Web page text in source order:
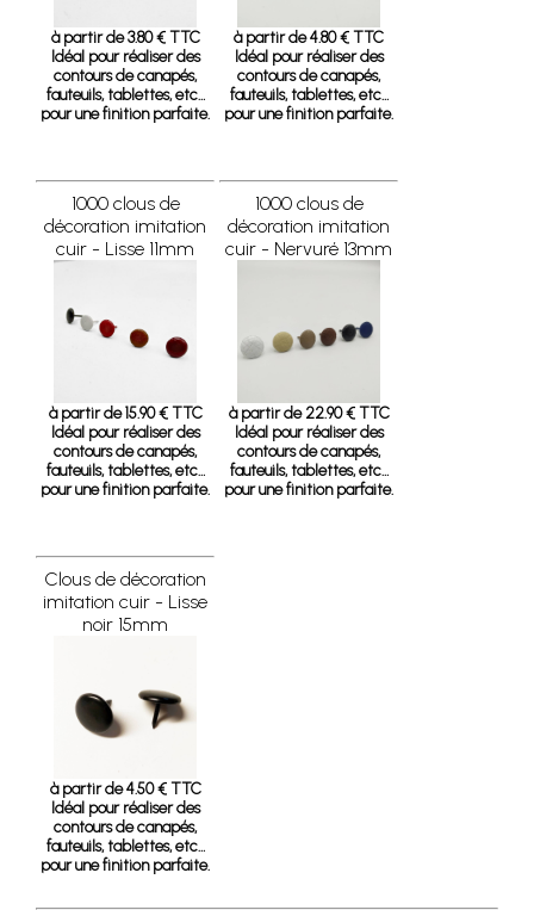
à partir de 3.80 € TTC
Idéal pour réaliser des
contours de canapés,
fauteuils, tablettes, etc…
pour une finition parfaite.
à partir de 4.80 € TTC
Idéal pour réaliser des
contours de canapés,
fauteuils, tablettes, etc…
pour une finition parfaite.
1000 clous de
décoration imitation
cuir - Lisse 11mm
à partir de 15.90 € TTC
Idéal pour réaliser des
contours de canapés,
fauteuils, tablettes, etc…
pour une finition parfaite.
1000 clous de
décoration imitation
cuir - Nervuré 13mm
à partir de 22.90 € TTC
Idéal pour réaliser des
contours de canapés,
fauteuils, tablettes, etc…
pour une finition parfaite.
Clous de décoration
imitation cuir - Lisse
noir 15mm
à partir de 4.50 € TTC
Idéal pour réaliser des
contours de canapés,
fauteuils, tablettes, etc…
pour une finition parfaite.